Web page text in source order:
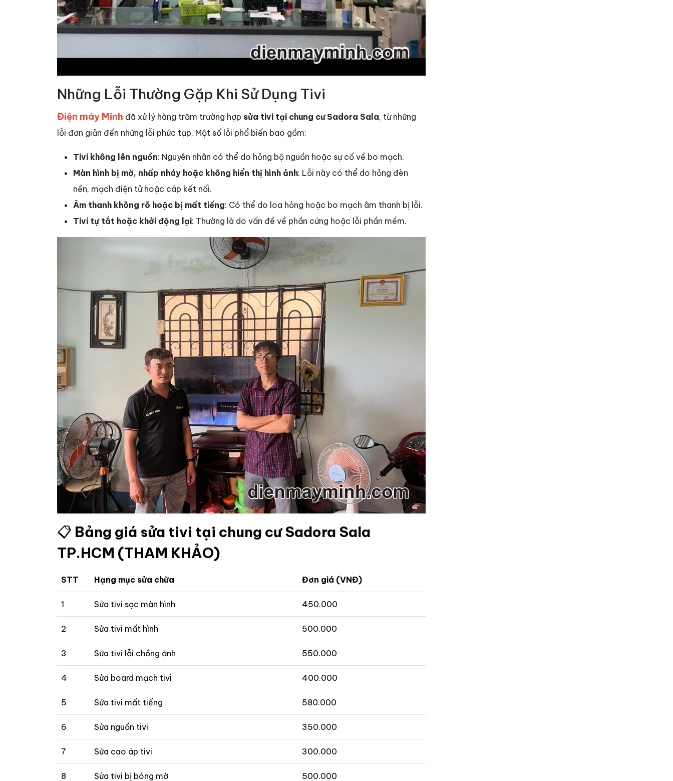
Những Lỗi Thường Gặp Khi Sử Dụng Tivi
Điện máy Minh đã xử lý hàng trăm trường hợp sửa tivi tại chung cư Sadora Sala, từ những
lỗi đơn giản đến những lỗi phức tạp. Một số lỗi phổ biến bao gồm:
Tivi không lên nguồn: Nguyên nhân có thể do hỏng bộ nguồn hoặc sự cố về bo mạch.
Màn hình bị mờ, nhấp nháy hoặc không hiển thị hình ảnh: Lỗi này có thể do hỏng đèn
nền, mạch điện tử hoặc cáp kết nối.
Âm thanh không rõ hoặc bị mất tiếng: Có thể do loa hỏng hoặc bo mạch âm thanh bị lỗi.
Tivi tự tắt hoặc khởi động lại: Thường là do vấn đề về phần cứng hoặc lỗi phần mềm.
📋 Bảng giá sửa tivi tại chung cư Sadora Sala
TP.HCM (THAM KHẢO)
STT Hạng mục sửa chữa Đơn giá (VNĐ)
1 Sửa tivi sọc màn hình 450.000
2 Sửa tivi mất hình 500.000
3 Sửa tivi lỗi chồng ảnh 550.000
4 Sửa board mạch tivi 400.000
5 Sửa tivi mất tiếng 580.000
6 Sửa nguồn tivi 350.000
7 Sửa cao áp tivi 300.000
8 Sửa tivi bị bóng mờ 500.000